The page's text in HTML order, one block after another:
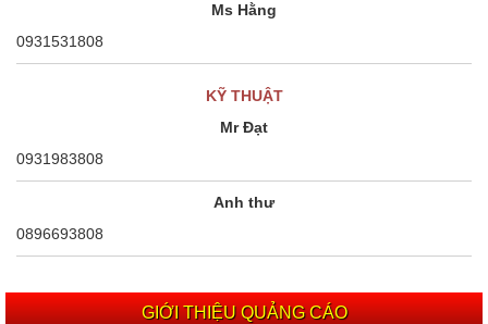
Ms Hằng
0931531808
KỸ THUẬT
Mr Đạt
0931983808
Anh thư
0896693808
GIỚI THIỆU QUẢNG CÁO